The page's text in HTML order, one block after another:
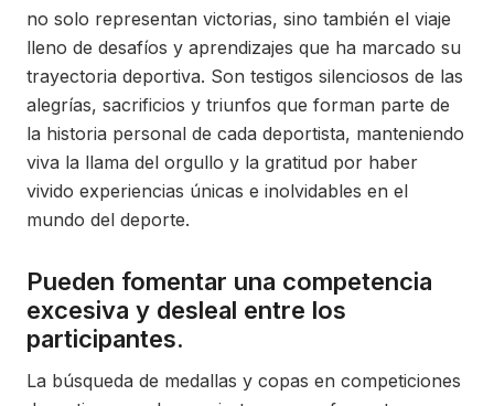
no solo representan victorias, sino también el viaje
lleno de desafíos y aprendizajes que ha marcado su
trayectoria deportiva. Son testigos silenciosos de las
alegrías, sacrificios y triunfos que forman parte de
la historia personal de cada deportista, manteniendo
viva la llama del orgullo y la gratitud por haber
vivido experiencias únicas e inolvidables en el
mundo del deporte.
Pueden fomentar una competencia
excesiva y desleal entre los
participantes.
La búsqueda de medallas y copas en competiciones